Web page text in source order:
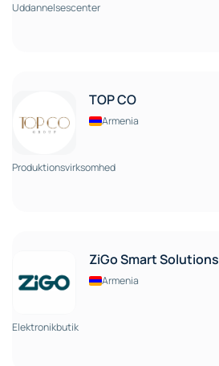
Uddannelsescenter
TOP CO
Armenia
Produktionsvirksomhed
ZiGo Smart Solutions
Armenia
Elektronikbutik